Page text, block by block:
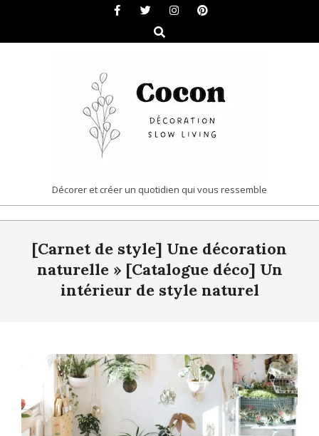
content
Search
COCON
|
DÉCORATION
SLOW
Décorer et créer un quotidien qui vous ressemble
Navigation[Carnet de style] Une décoration
naturelle » [Catalogue déco] Un
intérieur de style naturel